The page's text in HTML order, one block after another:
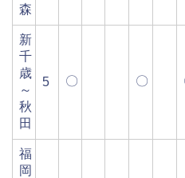
森
新
千
歳
～
秋
田
5 〇 〇
福
岡